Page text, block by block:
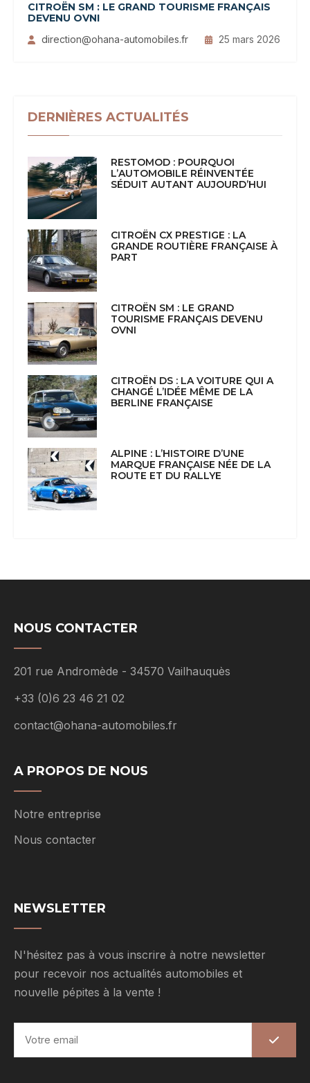
CITROËN SM : LE GRAND TOURISME FRANÇAIS
DEVENU OVNI
direction@ohana-automobiles.fr 25 mars 2026
DERNIÈRES ACTUALITÉS
RESTOMOD : POURQUOI
L’AUTOMOBILE RÉINVENTÉE
SÉDUIT AUTANT AUJOURD’HUI
CITROËN CX PRESTIGE : LA
GRANDE ROUTIÈRE FRANÇAISE À
PART
CITROËN SM : LE GRAND
TOURISME FRANÇAIS DEVENU
OVNI
CITROËN DS : LA VOITURE QUI A
CHANGÉ L’IDÉE MÊME DE LA
BERLINE FRANÇAISE
ALPINE : L’HISTOIRE D’UNE
MARQUE FRANÇAISE NÉE DE LA
ROUTE ET DU RALLYE
NOUS CONTACTER
201 rue Andromède - 34570 Vailhauquès
+33 (0)6 23 46 21 02
contact@ohana-automobiles.fr
A PROPOS DE NOUS
Notre entreprise
Nous contacter
NEWSLETTER
N'hésitez pas à vous inscrire à notre newsletter
pour recevoir nos actualités automobiles et
nouvelle pépites à la vente !